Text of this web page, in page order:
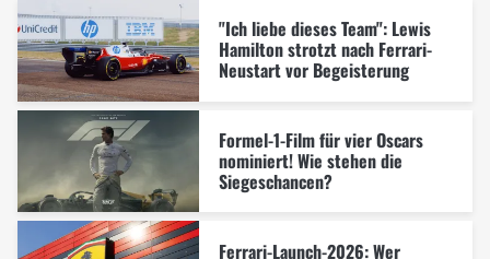
"Ich liebe dieses Team": Lewis
Hamilton strotzt nach Ferrari-
Neustart vor Begeisterung
Formel-1-Film für vier Oscars
nominiert! Wie stehen die
Siegeschancen?
Ferrari-Launch-2026: Wer